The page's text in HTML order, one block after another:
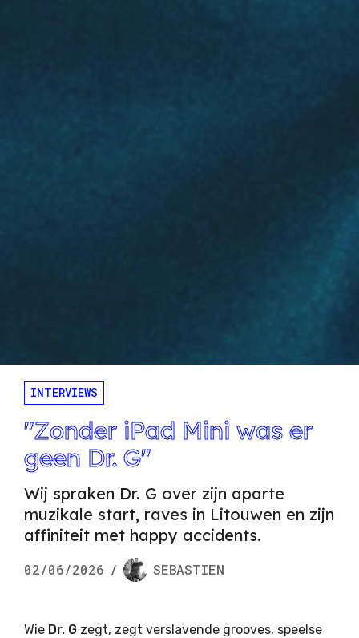
INTERVIEWS
"Zonder iPad Mini was er
geen Dr. G"
Wij spraken Dr. G over zijn aparte
muzikale start, raves in Litouwen en zijn
affiniteit met happy accidents.
02/06/2026 / SEBASTIEN
Wie Dr. G zegt, zegt verslavende grooves, speelse